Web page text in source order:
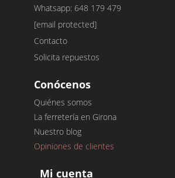
Whatsapp: 648 179 479
[email protected]
Contacto
Solicita repuestos
Conócenos
Quiénes somos
La ferretería en Girona
Nuestro blog
Opiniones de clientes
Mi cuenta